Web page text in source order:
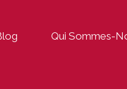
Qui Sommes-